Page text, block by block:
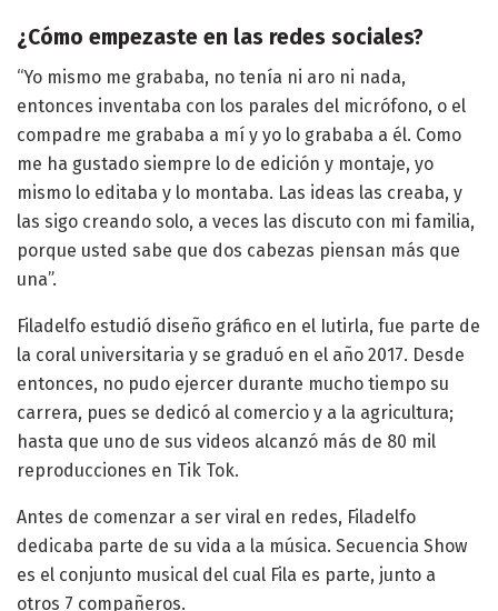
¿Cómo empezaste en las redes sociales?
“Yo mismo me grababa, no tenía ni aro ni nada,
entonces inventaba con los parales del micrófono, o el
compadre me grababa a mí y yo lo grababa a él. Como
me ha gustado siempre lo de edición y montaje, yo
mismo lo editaba y lo montaba. Las ideas las creaba, y
las sigo creando solo, a veces las discuto con mi familia,
porque usted sabe que dos cabezas piensan más que
una”.
Filadelfo estudió diseño gráfico en el Iutirla, fue parte de
la coral universitaria y se graduó en el año 2017. Desde
entonces, no pudo ejercer durante mucho tiempo su
carrera, pues se dedicó al comercio y a la agricultura;
hasta que uno de sus videos alcanzó más de 80 mil
reproducciones en Tik Tok.
Antes de comenzar a ser viral en redes, Filadelfo
dedicaba parte de su vida a la música. Secuencia Show
es el conjunto musical del cual Fila es parte, junto a
otros 7 compañeros.